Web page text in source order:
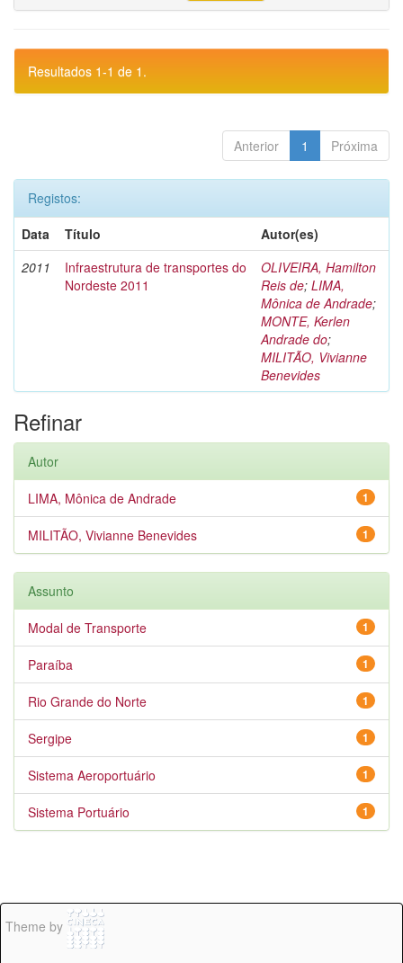
Resultados 1-1 de 1.
Anterior 1 Próxima
Registos:
Data
Título
Autor(es)
2011
Infraestrutura de transportes do
Nordeste 2011
OLIVEIRA, Hamilton
Reis de; LIMA,
Mônica de Andrade;
MONTE, Kerlen
Andrade do;
MILITÃO, Vivianne
Benevides
Refinar
Autor
1
LIMA, Mônica de Andrade
1
MILITÃO, Vivianne Benevides
Assunto
1
Modal de Transporte
1
Paraíba
1
Rio Grande do Norte
1
Sergipe
1
Sistema Aeroportuário
1
Sistema Portuário
Theme by